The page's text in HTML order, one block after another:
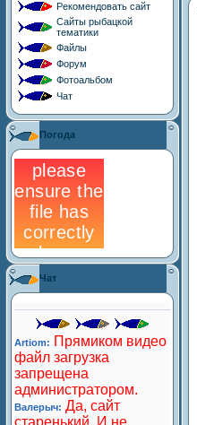
Рекомендовать сайт
Сайты рыбацкой
тематики
Файлы
Форум
Фотоальбом
Чат
Погода
Чат